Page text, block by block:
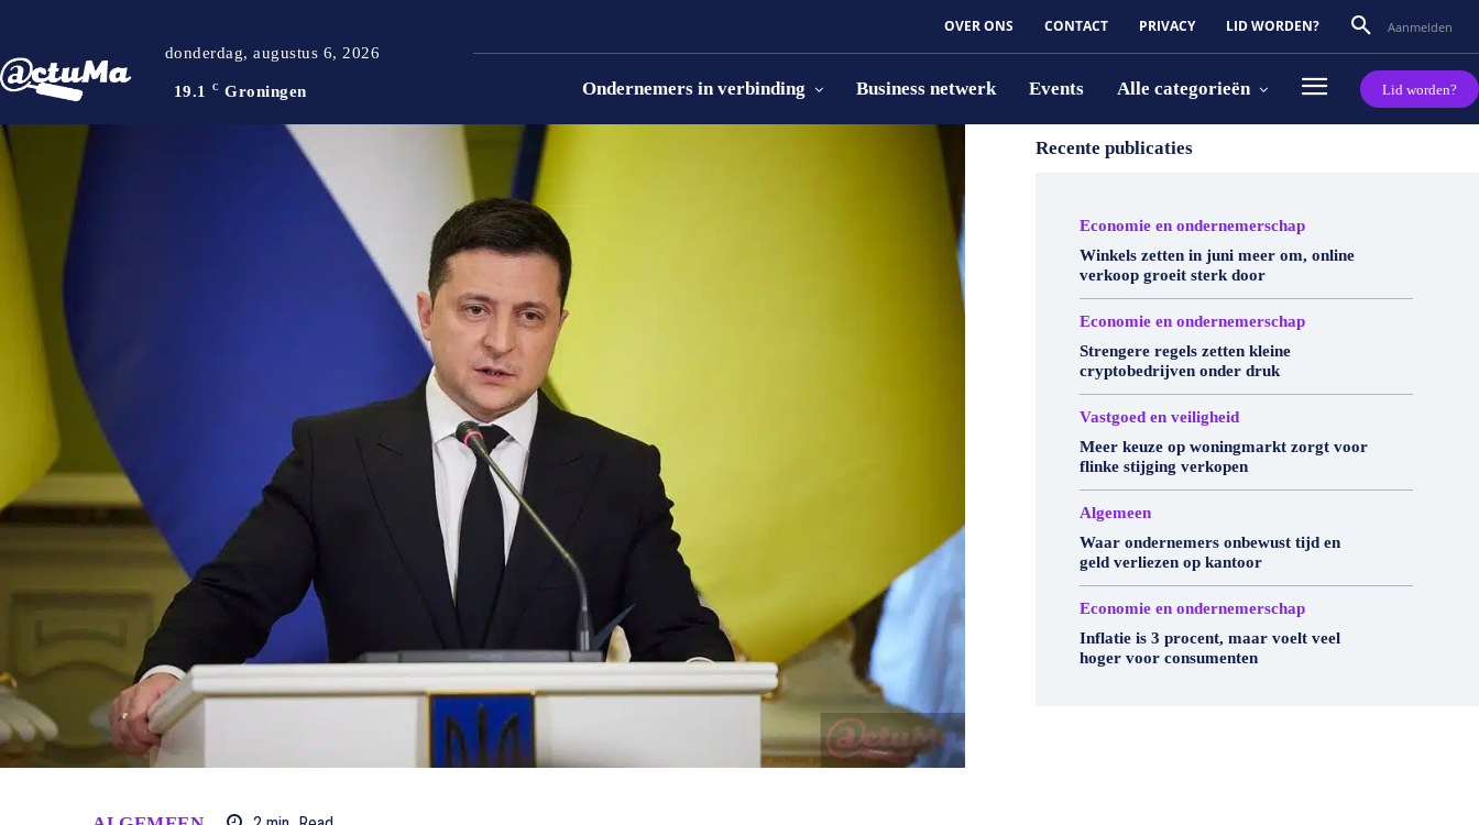
donderdag, augustus 6, 2026
19.1 C Groningen
OVER ONS CONTACT PRIVACY LID WORDEN? Aanmelden
Ondernemers in verbinding Business netwerk Events Alle categorieën Lid worden?
Recente publicaties
Economie en ondernemerschap
Winkels zetten in juni meer om, online
verkoop groeit sterk door
Economie en ondernemerschap
Strengere regels zetten kleine
cryptobedrijven onder druk
Vastgoed en veiligheid
Meer keuze op woningmarkt zorgt voor
flinke stijging verkopen
Algemeen
Waar ondernemers onbewust tijd en
geld verliezen op kantoor
Economie en ondernemerschap
Inflatie is 3 procent, maar voelt veel
hoger voor consumenten